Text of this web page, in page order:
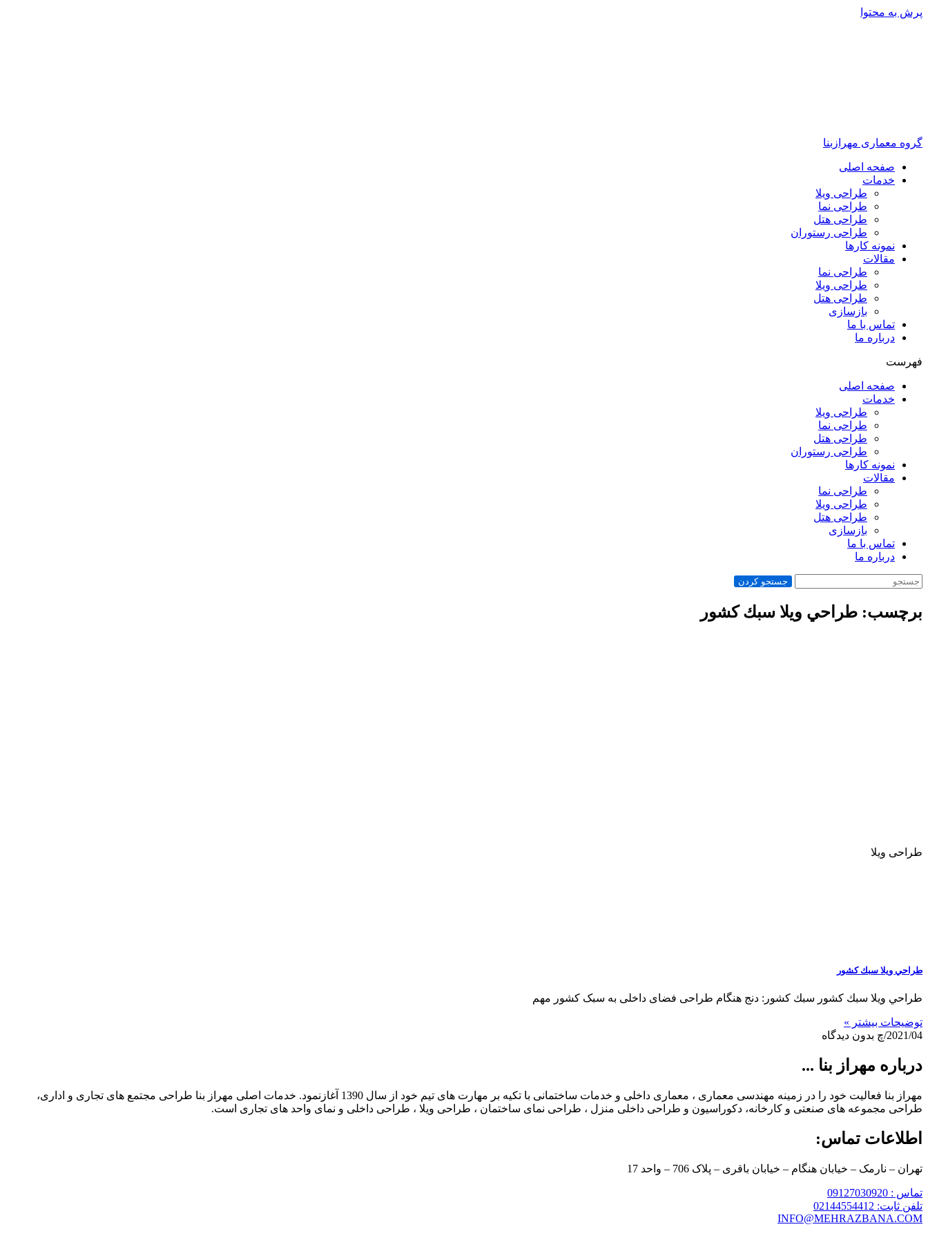
پرش به محتوا
گروه معماری مهرازبنا
صفحه اصلی
خدمات
طراحی ویلا
طراحی نما
طراحی هتل
طراحی رستوران
نمونه کارها
مقالات
طراحی نما
طراحی ویلا
طراحی هتل
بازسازی
تماس با ما
درباره ما
فهرست
صفحه اصلی
خدمات
طراحی ویلا
طراحی نما
طراحی هتل
طراحی رستوران
نمونه کارها
مقالات
طراحی نما
طراحی ویلا
طراحی هتل
بازسازی
تماس با ما
درباره ما
جستجو کردن
برچسب: طراحي ويلا سبك كشور
طراحی ویلا
طراحي ويلا سبك كشور
طراحي ويلا سبك كشور سبك كشور: دنج هنگام طراحی فضای داخلی به سبک کشور مهم
توضیحات بیشتر »
2021/04/چ
بدون دیدگاه
درباره مهراز بنا ...
مهراز بنا فعالیت خود را در زمینه مهندسی معماری ، معماری داخلی و خدمات ساختمانی با تکیه بر مهارت های تیم خود از سال 1390 آغازنمود. خدمات اصلی مهراز بنا طراحی مجتمع های تجاری و اداری،
طراحی مجموعه های صنعتی و کارخانه، دکوراسیون و طراحی داخلی منزل ، طراحی نمای ساختمان ، طراحی ویلا ، طراحی داخلی و نمای واحد های تجاری است.
اطلاعات تماس:
تهران – نارمک – خیابان هنگام – خیابان باقری – پلاک 706 – واحد 17
تماس : 09127030920
تلفن ثابت: 02144554412
INFO@MEHRAZBANA.COM